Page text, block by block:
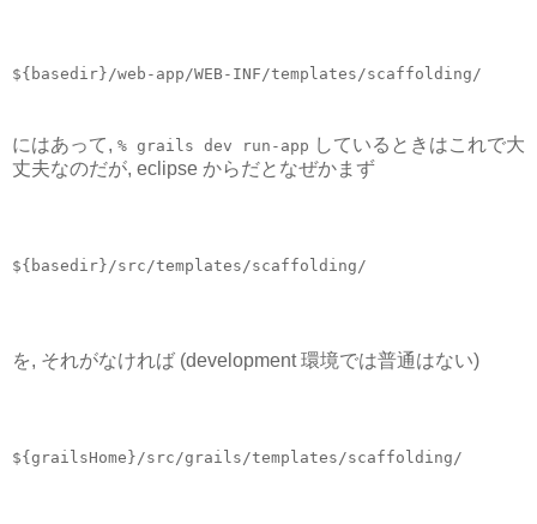
${basedir}/web-app/WEB-INF/templates/scaffolding/
にはあって, % grails dev run-app しているときはこれで大
丈夫なのだが, eclipse からだとなぜかまず
${basedir}/src/templates/scaffolding/
を, それがなければ (development 環境では普通はない)
${grailsHome}/src/grails/templates/scaffolding/